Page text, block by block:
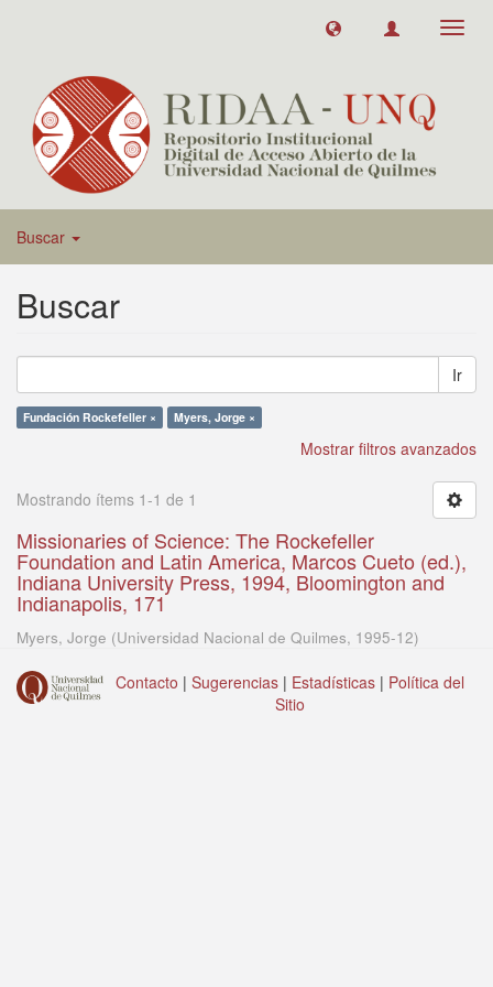
Buscar
Buscar
Ir
Fundación Rockefeller × Myers, Jorge ×
Mostrar filtros avanzados
Mostrando ítems 1-1 de 1
Missionaries of Science: The Rockefeller
Foundation and Latin America, Marcos Cueto (ed.),
Indiana University Press, 1994, Bloomington and
Indianapolis, 171
Myers, Jorge (Universidad Nacional de Quilmes, 1995-12)
Contacto | Sugerencias | Estadísticas | Política del
Sitio